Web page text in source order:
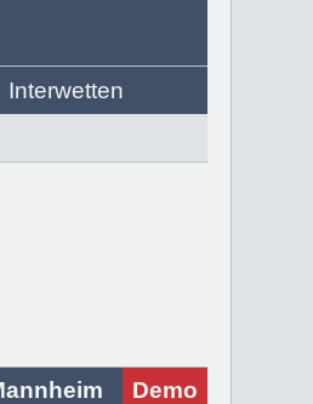
Interwetten
Demo